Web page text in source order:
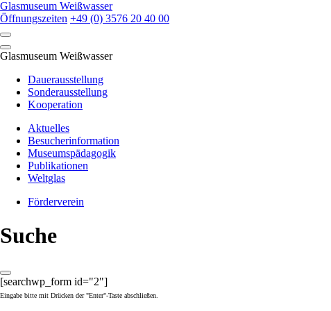
Skip
to
content
Glasmuseum Weißwasser
Öffnungszeiten +49 (0) 3576 20 40 00
Glasmuseum Weißwasser
Dauerausstellung
Sonderausstellung
Kooperation
Aktuelles
Besucherinformation
Museumspädagogik
Publikationen
Weltglas
Förderverein
Suche
[searchwp_form id="2"]
Eingabe bitte mit Drücken der "Enter"-Taste abschließen.